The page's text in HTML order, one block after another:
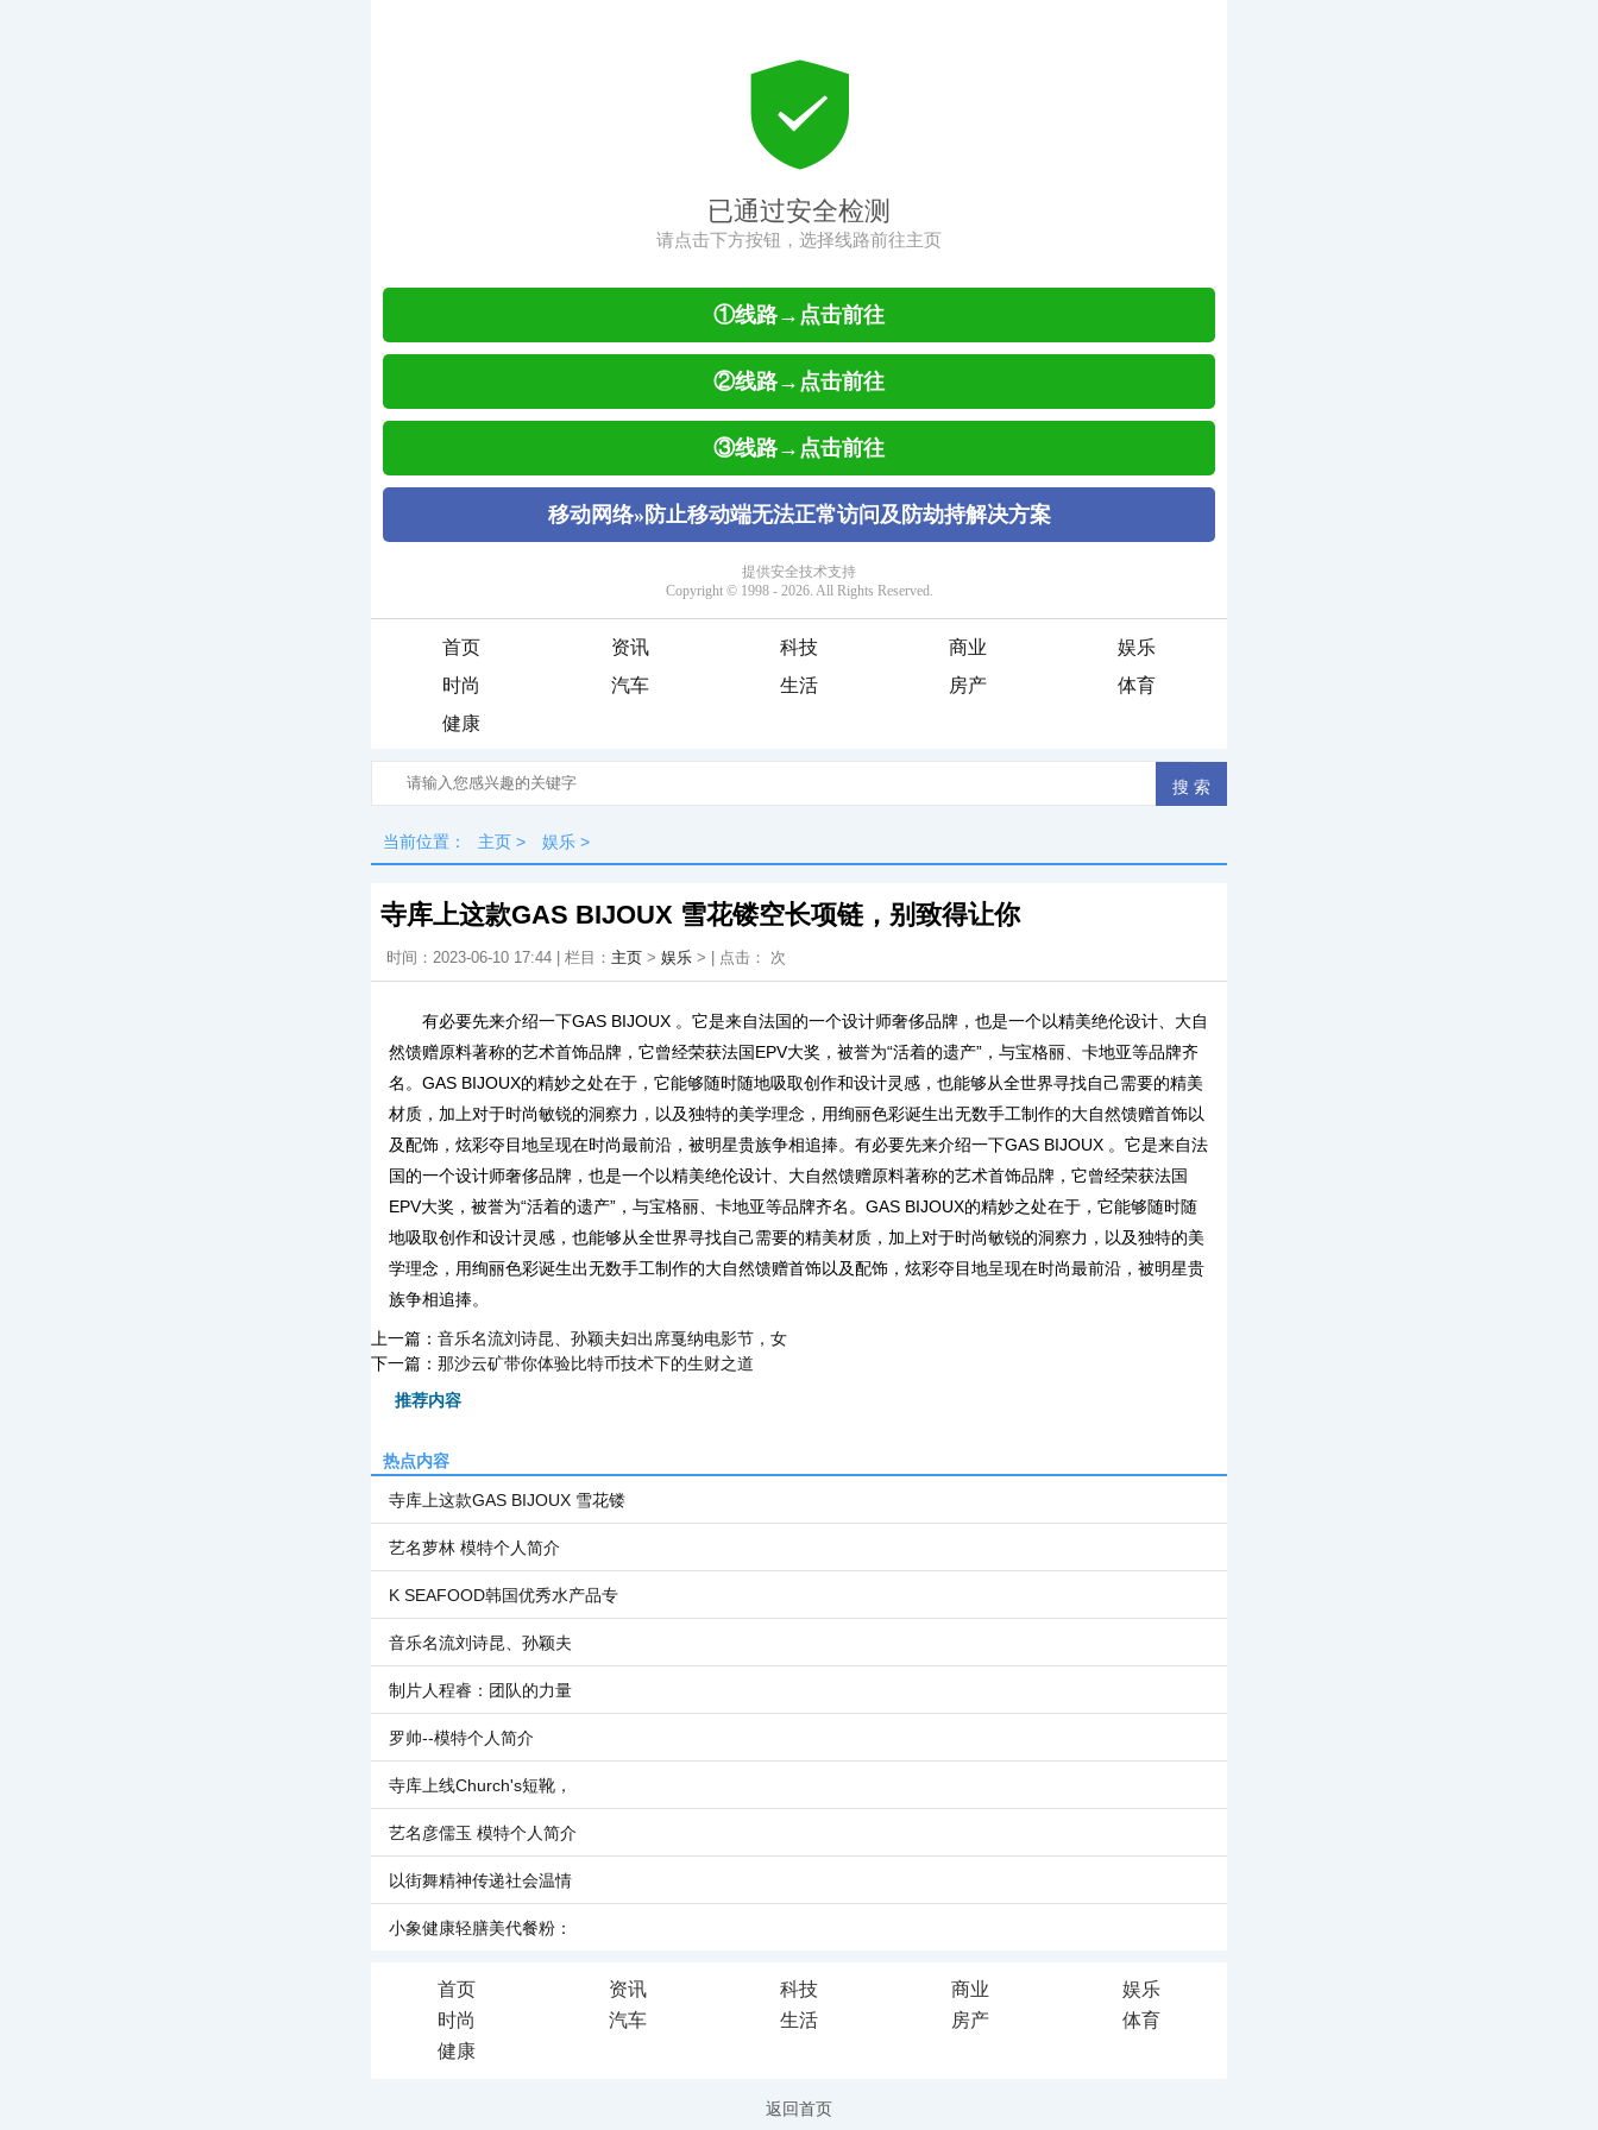
首页 资讯 科技 商业
娱乐
时尚
汽车 生活 房产
体育
健康
当前位置： 主页 > 娱乐 >
寺库上这款GAS BIJOUX 雪花镂空长项链，别致得让你
时间：2023-06-10 17:44 | 栏目： 主页 > 娱乐 > | 点击： 次
有必要先来介绍一下GAS BIJOUX 。它是来自法国的一个设计师奢侈品牌，也是一个以精美绝伦设计、大自
然馈赠原料著称的艺术首饰品牌，它曾经荣获法国EPV大奖，被誉为“活着的遗产”，与宝格丽、卡地亚等品牌齐
名。GAS BIJOUX的精妙之处在于，它能够随时随地吸取创作和设计灵感，也能够从全世界寻找自己需要的精美
材质，加上对于时尚敏锐的洞察力，以及独特的美学理念，用绚丽色彩诞生出无数手工制作的大自然馈赠首饰以
及配饰，炫彩夺目地呈现在时尚最前沿，被明星贵族争相追捧。有必要先来介绍一下GAS BIJOUX 。它是来自法
国的一个设计师奢侈品牌，也是一个以精美绝伦设计、大自然馈赠原料著称的艺术首饰品牌，它曾经荣获法国
EPV大奖，被誉为“活着的遗产”，与宝格丽、卡地亚等品牌齐名。GAS BIJOUX的精妙之处在于，它能够随时随
地吸取创作和设计灵感，也能够从全世界寻找自己需要的精美材质，加上对于时尚敏锐的洞察力，以及独特的美
学理念，用绚丽色彩诞生出无数手工制作的大自然馈赠首饰以及配饰，炫彩夺目地呈现在时尚最前沿，被明星贵
族争相追捧。
上一篇： 音乐名流刘诗昆、孙颖夫妇出席戛纳电影节，女
下一篇： 那沙云矿带你体验比特币技术下的生财之道
推荐内容
热点内容
寺库上这款GAS BIJOUX 雪花镂
艺名萝林 模特个人简介
K SEAFOOD韩国优秀水产品专
音乐名流刘诗昆、孙颖夫
制片人程睿：团队的力量
罗帅--模特个人简介
寺库上线Church's短靴，
艺名彦儒玉 模特个人简介
以街舞精神传递社会温情
小象健康轻膳美代餐粉：
首页 资讯 科技 商业
娱乐
时尚
汽车 生活 房产
体育
健康
返回首页